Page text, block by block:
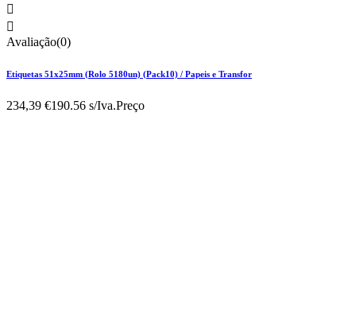


Avaliação(0)
Etiquetas 51x25mm (Rolo 5180un) (Pack10) / Papeis e Transfor
234,39 €190.56 s/Iva.Preço